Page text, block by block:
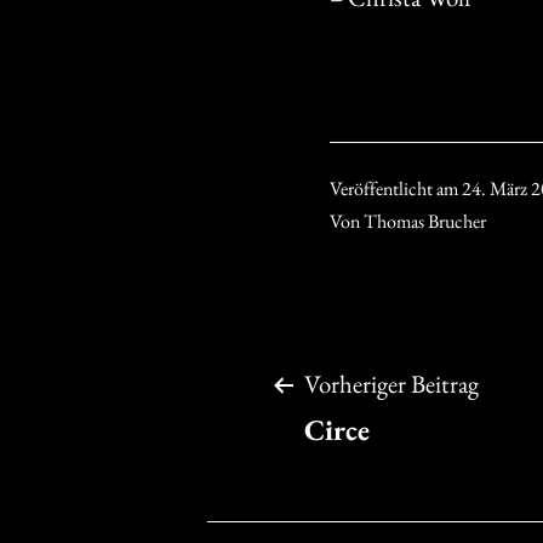
Veröffentlicht am24. März
VonThomas Brucher
Beitragsnavigation
Vorheriger Beitrag
Circe